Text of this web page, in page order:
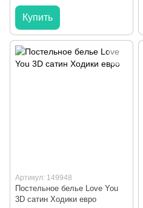
Купить
Артикул: 149948
Постельное белье Love You
3D сатин Ходики евро